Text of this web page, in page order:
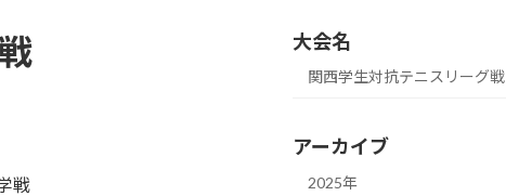
戦
大会名
関西学生対抗テニスリーグ戦
アーカイブ
2025年